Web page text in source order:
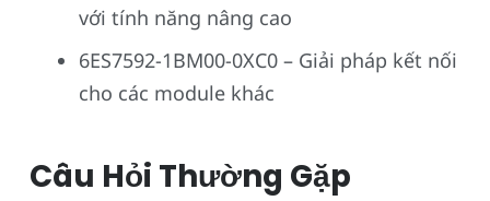
với tính năng nâng cao
6ES7592-1BM00-0XC0 – Giải pháp kết nối
cho các module khác
Câu Hỏi Thường Gặp